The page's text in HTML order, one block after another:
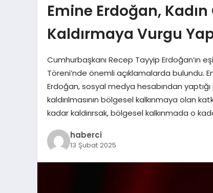
Emine Erdoğan,
Kaldırmaya Vurgu
Cumhurbaşkanı Recep Tayyip Erdoğan’ın
Töreni’nde önemli açıklamalarda bulundu.
Erdoğan, sosyal medya hesabından yaptığı
kaldırılmasının bölgesel kalkınmaya olan
kadar kaldırırsak, bölgesel kalkınmada o
haberci
13 Şubat 2025